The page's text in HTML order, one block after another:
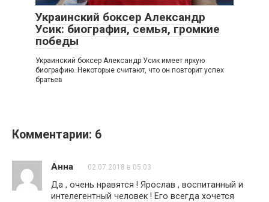
Украинский боксер Александр
Усик: биография, семья, громкие
победы
Украинский боксер Александр Усик имеет яркую
биографию. Некоторые считают, что он повторит успех
братьев
Комментарии: 6
Анна 02.07.2018 в 05:03
Да , очень нравятся ! Ярослав , воспитанный и
интелегентный человек ! Его всегда хочется